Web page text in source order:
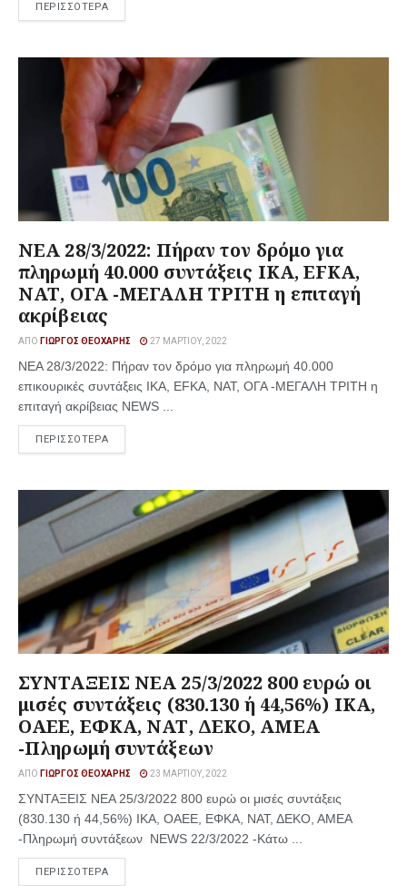
ΠΕΡΙΣΣΟΤΕΡΑ
NEA 28/3/2022: Πήραν τον δρόμο για
πληρωμή 40.000 συντάξεις IKA, EFKA,
ΝΑΤ, ΟΓΑ -ΜΕΓΑΛΗ ΤΡΙΤΗ η επιταγή
ακρίβειας
ΑΠΌ ΓΙΏΡΓΟΣ ΘΕΟΧΆΡΗΣ 27 ΜΑΡΤΊΟΥ, 2022
NEA 28/3/2022: Πήραν τον δρόμο για πληρωμή 40.000
επικουρικές συντάξεις IKA, EFKA, ΝΑΤ, ΟΓΑ -ΜΕΓΑΛΗ ΤΡΙΤΗ η
επιταγή ακρίβειας NEWS ...
ΠΕΡΙΣΣΟΤΕΡΑ
ΣΥΝΤΑΞΕΙΣ ΝΕΑ 25/3/2022 800 ευρώ οι
μισές συντάξεις (830.130 ή 44,56%) ΙΚΑ,
ΟΑΕΕ, ΕΦΚΑ, ΝΑΤ, ΔΕΚΟ, ΑΜΕΑ
-Πληρωμή συντάξεων
ΑΠΌ ΓΙΏΡΓΟΣ ΘΕΟΧΆΡΗΣ 23 ΜΑΡΤΊΟΥ, 2022
ΣΥΝΤΑΞΕΙΣ ΝΕΑ 25/3/2022 800 ευρώ οι μισές συντάξεις
(830.130 ή 44,56%) ΙΚΑ, ΟΑΕΕ, ΕΦΚΑ, ΝΑΤ, ΔΕΚΟ, ΑΜΕΑ
-Πληρωμή συντάξεων NEWS 22/3/2022 -Κάτω ...
ΠΕΡΙΣΣΟΤΕΡΑ